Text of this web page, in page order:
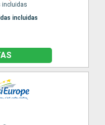
incluidas
incluidas